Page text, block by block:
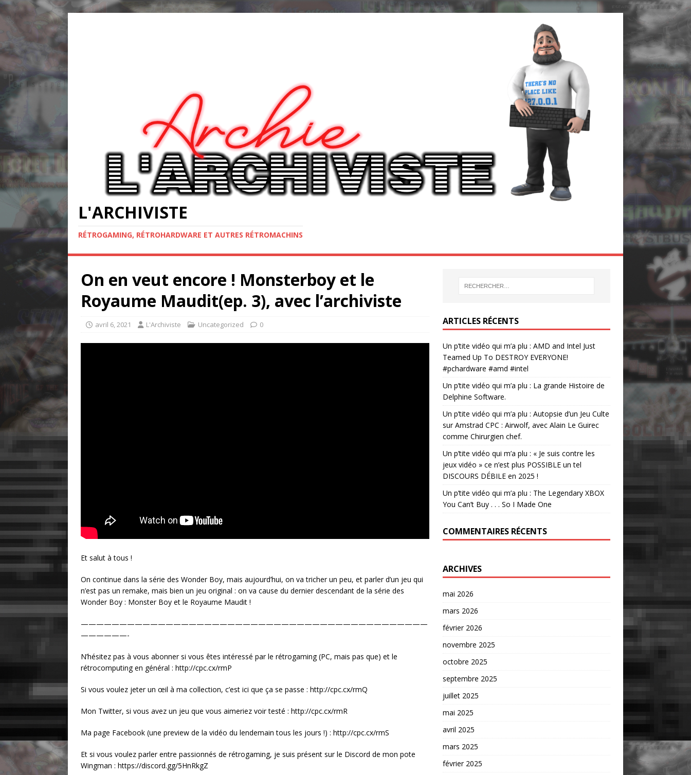
L'ARCHIVISTE
RÉTROGAMING, RÉTROHARDWARE ET AUTRES RÉTROMACHINS
On en veut encore ! Monsterboy et le
Royaume Maudit(ep. 3), avec l’archiviste
avril 6, 2021 L'Archiviste Uncategorized 0
Et salut à tous !
On continue dans la série des Wonder Boy, mais aujourd’hui, on va tricher un peu, et parler d’un jeu qui
n’est pas un remake, mais bien un jeu original : on va cause du dernier descendant de la série des
Wonder Boy : Monster Boy et le Royaume Maudit !
—————————————————————————————————————————————
——————-
N’hésitez pas à vous abonner si vous êtes intéressé par le rétrogaming (PC, mais pas que) et le
rétrocomputing en général : http://cpc.cx/rmP
Si vous voulez jeter un œil à ma collection, c’est ici que ça se passe : http://cpc.cx/rmQ
Mon Twitter, si vous avez un jeu que vous aimeriez voir testé : http://cpc.cx/rmR
Ma page Facebook (une preview de la vidéo du lendemain tous les jours !) : http://cpc.cx/rmS
Et si vous voulez parler entre passionnés de rétrogaming, je suis présent sur le Discord de mon pote
Wingman : https://discord.gg/5HnRkgZ
ARTICLES RÉCENTS
Un p’tite vidéo qui m’a plu : AMD and Intel Just
Teamed Up To DESTROY EVERYONE!
#pchardware #amd #intel
Un p’tite vidéo qui m’a plu : La grande Histoire de
Delphine Software.
Un p’tite vidéo qui m’a plu : Autopsie d’un Jeu Culte
sur Amstrad CPC : Airwolf, avec Alain Le Guirec
comme Chirurgien chef.
Un p’tite vidéo qui m’a plu : « Je suis contre les
jeux vidéo » ce n’est plus POSSIBLE un tel
DISCOURS DÉBILE en 2025 !
Un p’tite vidéo qui m’a plu : The Legendary XBOX
You Can’t Buy . . . So I Made One
COMMENTAIRES RÉCENTS
ARCHIVES
mai 2026
mars 2026
février 2026
novembre 2025
octobre 2025
septembre 2025
juillet 2025
mai 2025
avril 2025
mars 2025
février 2025